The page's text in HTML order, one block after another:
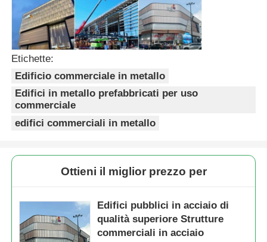
Ufficio della struttura in acciaio
Pollaio con struttura in acciaio
Struttura in acciaio a più piani
Edificio pubblico in acciaio
Struttura dell'acciaio commerciale
Etichette:
Edificio commerciale in metallo
Edifici in metallo prefabbricati per uso
commerciale
edifici commerciali in metallo
Ottieni il miglior prezzo per
Edifici pubblici in acciaio di
qualità superiore Strutture
commerciali in acciaio